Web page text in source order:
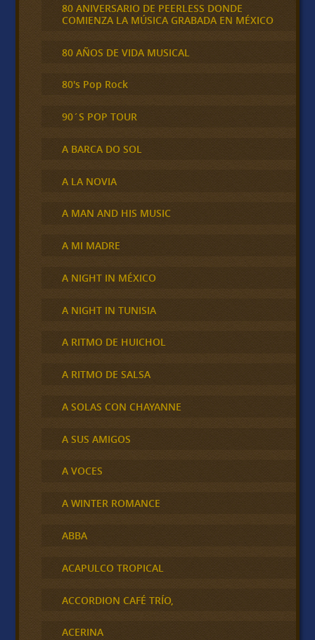
80 ANIVERSARIO DE PEERLESS DONDE
COMIENZA LA MÚSICA GRABADA EN MÉXICO
80 AÑOS DE VIDA MUSICAL
80's Pop Rock
90´S POP TOUR
A BARCA DO SOL
A LA NOVIA
A MAN AND HIS MUSIC
A MI MADRE
A NIGHT IN MÉXICO
A NIGHT IN TUNISIA
A RITMO DE HUICHOL
A RITMO DE SALSA
A SOLAS CON CHAYANNE
A SUS AMIGOS
A VOCES
A WINTER ROMANCE
ABBA
ACAPULCO TROPICAL
ACCORDION CAFÉ TRÍO,
ACERINA